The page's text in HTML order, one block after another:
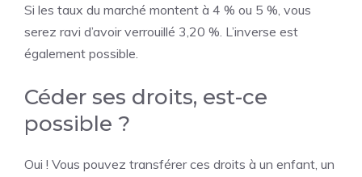
Si les taux du marché montent à 4 % ou 5 %, vous
serez ravi d’avoir verrouillé 3,20 %. L’inverse est
également possible.
Céder ses droits, est-ce
possible ?
Oui ! Vous pouvez transférer ces droits à un enfant, un